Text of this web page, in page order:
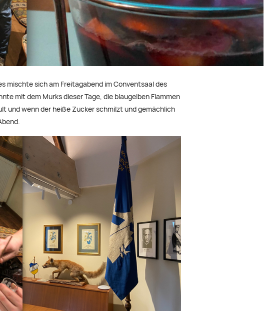
mischte sich am Freitagabend im Conventsaal des
mit dem Murks dieser Tage, die blaugelben Flammen
und wenn der heiße Zucker schmilzt und gemächlich